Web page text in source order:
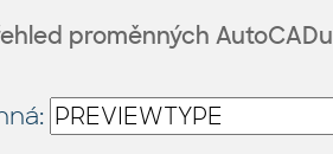
proměnných AutoCADu